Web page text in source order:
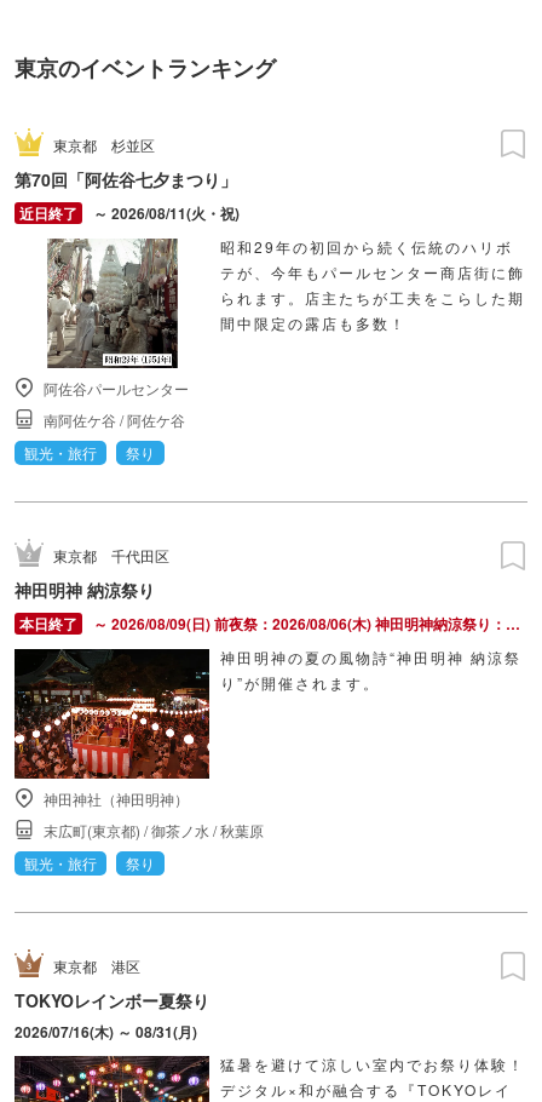
東京のイベントランキング
東京都 杉並区
第70回「阿佐谷七夕まつり」
～ 2026/08/11(火・祝)
昭和29年の初回から続く伝統のハリボ
テが、今年もパールセンター商店街に飾
られます。店主たちが工夫をこらした期
間中限定の露店も多数！
阿佐谷パールセンター
南阿佐ケ谷 /阿佐ケ谷
観光・旅行
祭り
東京都 千代田区
神田明神 納涼祭り
～ 2026/08/09(日) 前夜祭：2026/08/06(木) 神田明神納涼祭り：2026/08/07(金) ～ 2026/08/09(日)
神田明神の夏の風物詩“神田明神 納涼祭
り”が開催されます。
神田神社（神田明神）
末広町(東京都) /御茶ノ水/秋葉原
観光・旅行
祭り
東京都 港区
TOKYOレインボー夏祭り
2026/07/16(木) ～ 08/31(月)
猛暑を避けて涼しい室内でお祭り体験！
デジタル×和が融合する『TOKYOレイ